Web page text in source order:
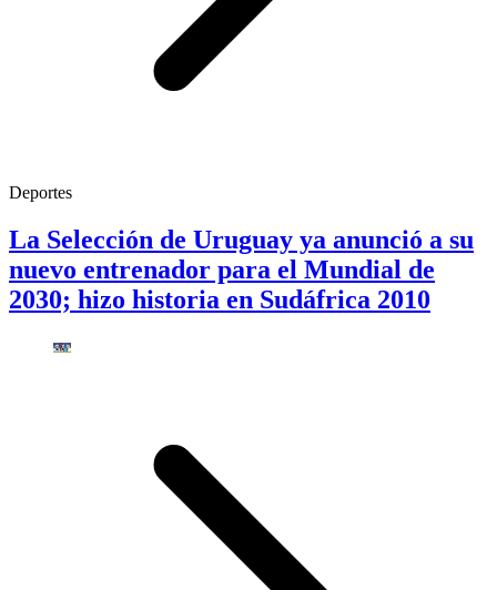
Deportes
La Selección de Uruguay ya anunció a su
nuevo entrenador para el Mundial de
2030; hizo historia en Sudáfrica 2010